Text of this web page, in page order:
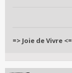
=> Joie de Vivre <=